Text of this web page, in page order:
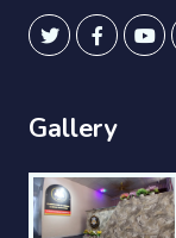
Gallery